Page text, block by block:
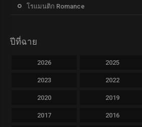
โรแมนติก Romance
ปีที่ฉาย
2026 2025
2023 2022
2020 2019
2017 2016